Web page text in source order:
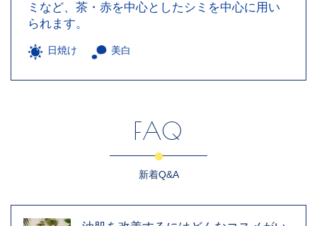
ミなど、茶・赤を中心としたシミを中心に用い
られます。
日焼け 美白
FAQ
新着Q&A